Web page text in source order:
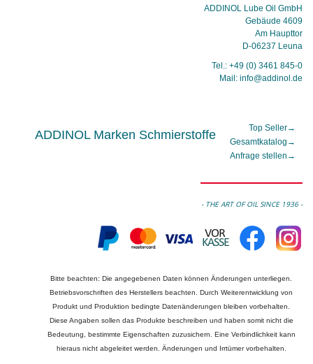
ADDINOL Lube Oil GmbH
Gebäude 4609
Am Haupttor
D-06237 Leuna
Tel.: +49 (0) 3461 845-0
Mail: info@addinol.de
ADDINOL Marken Schmierstoffe Top Seller→
Gesamtkatalog →
Anfrage stellen →
- THE ART OF OIL SINCE 1936 -
Bitte beachten: Die angegebenen Daten können Änderungen unterliegen.
Betriebsvorschriften des Herstellers beachten. Durch Weiterentwicklung von
Produkt und Produktion bedingte Datenänderungen bleiben vorbehalten.
Diese Angaben sollen das Produkte beschreiben und haben somit nicht die
Bedeutung, bestimmte Eigenschaften zuzusichern. Eine Verbindlichkeit kann
hieraus nicht abgeleitet werden. Änderungen und Irrtümer vorbehalten.